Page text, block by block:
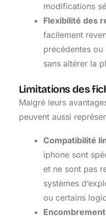
modifications
Flexibilité des
facilement
précédentes ou
sans altérer la
Limitations des
Malgré leurs
peuvent aussi
Compatibilité
iphone sont
et ne sont pas
systèmes
ou certains